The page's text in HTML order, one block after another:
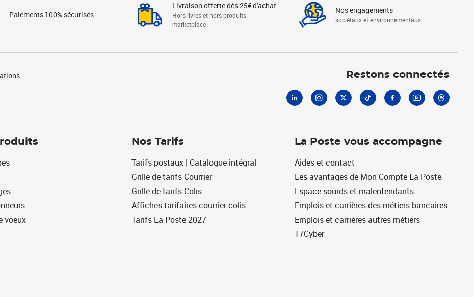
Paiements 100% sécurisés
Livraison offerte dès 25€ d'achat
Hors livres et hors produits
marketplace
Nos engagements
sociétaux et environnementaux
Restons connectés
voeux
Nos Tarifs
Tarifs postaux | Catalogue intégral
Grille de tarifs Courrier
Grille de tarifs Colis
Affiches tarifaires courrier colis
Tarifs La Poste 2027
La Poste vous accompagne
Aides et contact
Les avantages de Mon Compte La Poste
Espace sourds et malentendants
Emplois et carrières des métiers bancaires
Emplois et carrières autres métiers
17Cyber